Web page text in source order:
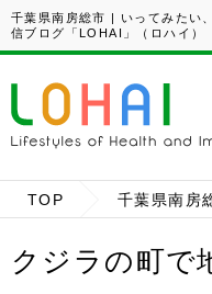
千葉県南房総市 | いってみたい
信ブログ「LOHAI」（ロハイ）
TOP 千葉県南房
クジラの町で